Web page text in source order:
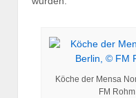
Köche der Mensa
FM Rohm